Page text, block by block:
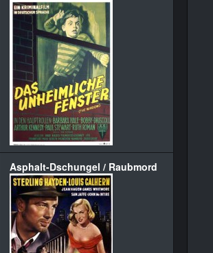
Asphalt-Dschungel / Raubmord